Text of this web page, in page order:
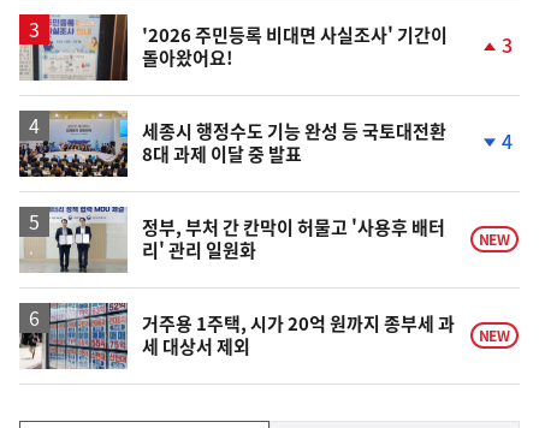
상
'2026 주민등록 비대면 사실조사' 기간이
돌아왔어요!
상
3
세종시 행정수도 기능 완성 등 국토대전환
8대 과제 이달 중 발표
하
락
4
정부, 부처 간 칸막이 허물고 '사용후 배터
리' 관리 일원화
NEW
거주용 1주택, 시가 20억 원까지 종부세 과
세 대상서 제외
NEW